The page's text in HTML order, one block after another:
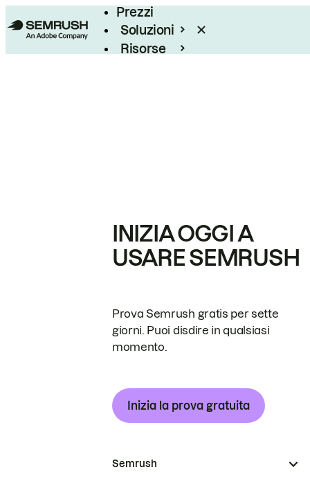
Prezzi
Soluzioni
Risorse
INIZIA OGGI A
USARE SEMRUSH
Prova Semrush gratis per sette
giorni. Puoi disdire in qualsiasi
momento.
Inizia la prova gratuita
Semrush